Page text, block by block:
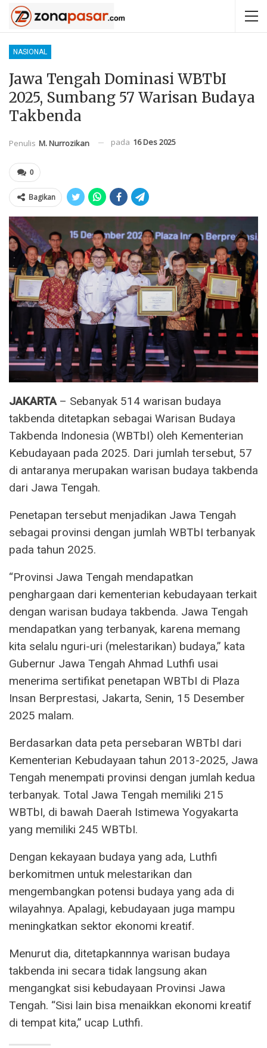
NASIONAL
Jawa Tengah Dominasi WBTbI
2025, Sumbang 57 Warisan Budaya
Takbenda
Penulis M. Nurrozikan pada 16 Des 2025
0
Bagikan
JAKARTA– Sebanyak 514 warisan budaya
takbenda ditetapkan sebagai Warisan Budaya
Takbenda Indonesia (WBTbI) oleh Kementerian
Kebudayaan pada 2025. Dari jumlah tersebut, 57
di antaranya merupakan warisan budaya takbenda
dari Jawa Tengah.
Penetapan tersebut menjadikan Jawa Tengah
sebagai provinsi dengan jumlah WBTbI terbanyak
pada tahun 2025.
“Provinsi Jawa Tengah mendapatkan
penghargaan dari kementerian kebudayaan terkait
dengan warisan budaya takbenda. Jawa Tengah
mendapatkan yang terbanyak, karena memang
kita selalu nguri-uri (melestarikan) budaya,” kata
Gubernur Jawa Tengah Ahmad Luthfi usai
menerima sertifikat penetapan WBTbI di Plaza
Insan Berprestasi, Jakarta, Senin, 15 Desember
2025 malam.
Berdasarkan data peta persebaran WBTbI dari
Kementerian Kebudayaan tahun 2013-2025, Jawa
Tengah menempati provinsi dengan jumlah kedua
terbanyak. Total Jawa Tengah memiliki 215
WBTbI, di bawah Daerah Istimewa Yogyakarta
yang memiliki 245 WBTbI.
Dengan kekayaan budaya yang ada, Luthfi
berkomitmen untuk melestarikan dan
mengembangkan potensi budaya yang ada di
wilayahnya. Apalagi, kebudayaan juga mampu
meningkatkan sektor ekonomi kreatif.
Menurut dia, ditetapkannnya warisan budaya
takbenda ini secara tidak langsung akan
mengangkat sisi kebudayaan Provinsi Jawa
Tengah. “Sisi lain bisa menaikkan ekonomi kreatif
di tempat kita,” ucap Luthfi.